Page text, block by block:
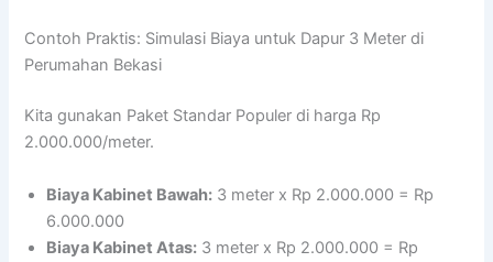
Contoh Praktis: Simulasi Biaya untuk Dapur 3 Meter di
Perumahan Bekasi
Kita gunakan Paket Standar Populer di harga Rp
2.000.000/meter.
Biaya Kabinet Bawah: 3 meter x Rp 2.000.000 = Rp
6.000.000
Biaya Kabinet Atas: 3 meter x Rp 2.000.000 = Rp